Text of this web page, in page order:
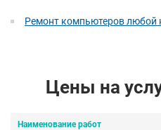
Ремонт компьютеров любой
Цены на
Наименование работ